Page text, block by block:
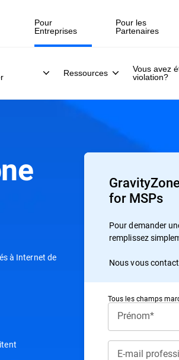
Pour
Entreprises
Ressources
Vous avez
violation?
Pour les
Partenaires
à Internet de
for MSPs
Pour demander
remplissez
Nous vous
Tous les champs
Prénom*
E-mail